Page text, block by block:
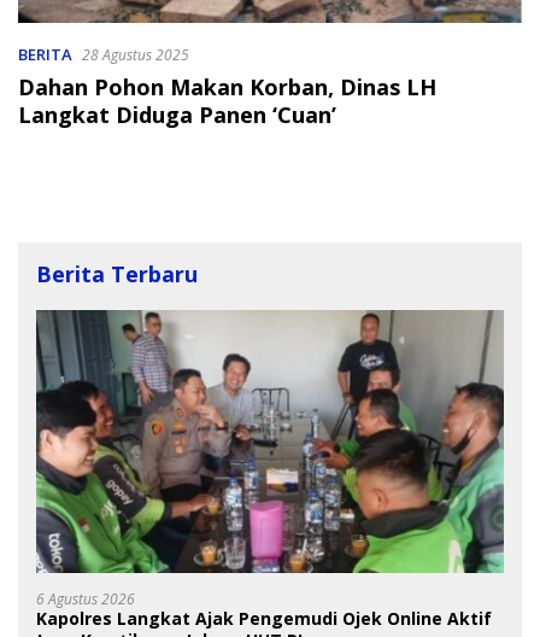
BERITA 28 Agustus 2025
Dahan Pohon Makan Korban, Dinas LH
Langkat Diduga Panen ‘Cuan’
Berita Terbaru
6 Agustus 2026
Kapolres Langkat Ajak Pengemudi Ojek Online Aktif